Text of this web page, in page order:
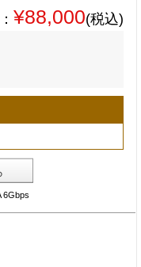
¥88,000(税込)
6Gbps